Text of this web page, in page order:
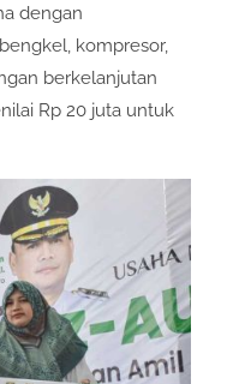
dengan
kompresor,
berkelanjutan
Rp 20 juta untuk